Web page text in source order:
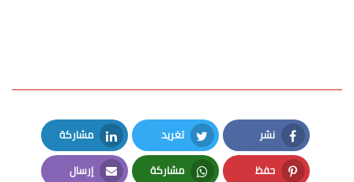
نشر
Facebook
تغريد
Twitter
مشاركة
LinkedIn
حفظ مشاركة إرسال